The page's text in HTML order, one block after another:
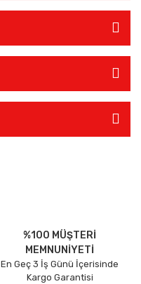
%100 MÜŞTERİ
MEMNUNİYETİ
En Geç 3 İş Günü İçerisinde
Kargo Garantisi